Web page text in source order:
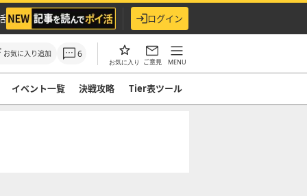
ログイン
お気に入り追加 6
お気に入り ご意見 MENU
イベント一覧 決戦攻略 Tier表ツール